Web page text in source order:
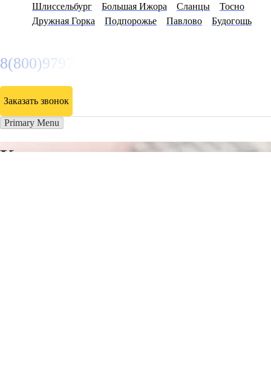
Шлиссельбург
Большая Ижора Сланцы
Тосно
Дружная Горка
Подпорожье Павлово Будогощь
8(800)9797043
Заказать звонок
Primary Menu
Курсы программирования в